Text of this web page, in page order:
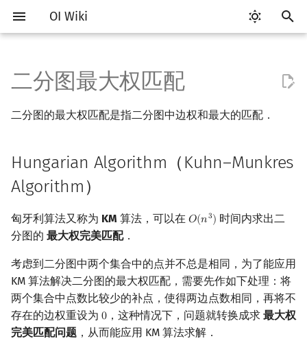
OI Wiki
开
搜
索
Getting Started
如何参与
OI Wiki 不是什么
格式手册
数学符号表
F.A.Q.
镜像站列表
比赛相关简介 OI 赛事与赛制
题型
题型概述
学习路线
学习资源
技巧
读入、输出优化
常见错误
出题
工具软件简介 Vim
VS Code
Eclipse
Notepad++
Kate
Dev-C++
评测工具
评测工具简介
Cena
Lemon
命令行
命令行编译与调试
编译器
WSL (Windows 10)
Special Judge
Testlib 简介
Generator
Interactor
Checker
语言基础简介 Hello, World!
变量
流程控制语句
高级数据类型
函数
文件操作
C++ 标准库
C++ 标准库简介
STL 算法
string
pair
C++ 进阶
类
值类别
引用
常量
新版 C++ 特性
Lambda 表达式
C++ 与其他常用语言的区别
Pascal 转 C++ 急救
Python 速成
Java 速成
算法基础简介 复杂度简介
枚举
模拟
递归 & 分治
贪心
排序
排序简介
冒泡排序
计数排序
基数排序
快速排序
归并排序
前缀和 & 差分
搜索部分简介
BFS（搜索）
双向搜索
启发式搜索
A*
迭代加深搜索
IDA*
动态规划部分简介
记忆化搜索
背包 DP
区间 DP
DAG 上的 DP
树形 DP
状压 DP
DP 优化简介
斜率优化
Slope Trick 优化
WQS 二分
状态设计优化
字符串部分简介
标准库
字符串匹配
字符串哈希
字典树 (Trie)
前缀函数与 KMP 算法
Boyer–Moore 算法
后缀数组简介
数学部分简介
数字系统
数字系统简介
平衡三进制
位操作
二进制集合操作
高精度计算
快速幂
置换和排列
数论基础
素数
欧拉函数
筛法
分解质因数
裴蜀定理 & 一次不定方程
多项式与生成函数简介
快速傅里叶变换
快速沃尔什变换
Chirp Z 变换
多项式牛顿迭代
多项式多点求值|快速插值
排列组合
容斥原理
错位排列
卡特兰数
斯特林数
贝尔数
线性代数简介
内积和外积
初等变换
行列式
线性空间
线性基
线性规划基础
基本概念
环论
Schreier–Sims 算法
基本概念
随机变量
概率不等式
博弈论简介
零和游戏
插值
高斯消元
数据结构部分简介
队列
链表
哈希表
并查集
并查集
堆
堆简介
配对堆
块状数据结构
分块思想
块状链表
Sqrt Tree
线段树基础
李超线段树
区间最值操作 & 区间历史
Kinetic Tournament Tree
二叉搜索树 & 平衡树
Splay 树
替罪羊树
笛卡尔树
Size Balanced Tree
AVL 树
可持久化数据结构简介
可持久化块状数组
可持久化字典树
可持久化可并堆
线段树套线段树
线段树套平衡树
分块套树状数组
Link Cut Tree
Euler Tour Tree
树基础
树的中心
树的重心
最近公共祖先
树链剖分
树上启发式合并
虚树
最短路
k 短路
同余最短路
最小生成树
最小直径生成树
强连通分量
割点和桥
圆方树
点/边连通度
网络流简介
最小割
费用流
上下界网络流
Stoer–Wagner 算法
Hungarian Algorithm（Kuhn–
Munkres Algorithm）
Algorithm
转化为费用流模型
习题
计算几何部分简介
三维计算几何基础
距离
Pick 定理
三角剖分
凸包
扫描线
杂项简介
双指针
离线算法
离线算法简介
整体二分
分数规划
随机化
随机函数
爬山算法
悬线法
有限状态自动机
RMQ
括号序列
线段树与离线询问
二分图最大权匹配
二分图的最大权匹配是指二分图中边权和最大的匹配．
Hungarian Algorithm（Kuhn–Munkres
Algorithm）
匈牙利算法又称为 KM 算法，可以在 𝑂(𝑛3)
O(n3) 时间内求出二
分图的 最大权完美匹配．
考虑到二分图中两个集合中的点并不总是相同，为了能应用
KM 算法解决二分图的最大权匹配，需要先作如下处理：将
两个集合中点数比较少的补点，使得两边点数相同，再将不
存在的边权重设为 0
0 ，这种情况下，问题就转换成求 最大权
完美匹配问题 ，从而能应用 KM 算法求解．